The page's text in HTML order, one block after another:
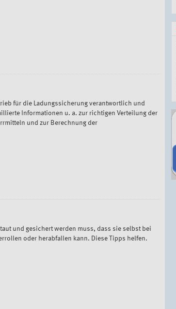
für die Ladungssicherung verantwortlich und
Informationen u. a. zur richtigen Verteilung der
und zur Berechnung der
und gesichert werden muss, dass sie selbst bei
oder herabfallen kann. Diese Tipps helfen.